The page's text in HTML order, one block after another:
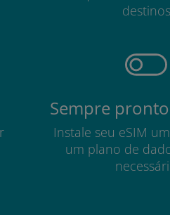
destinos
Sempre
Instale seu eSIM
um plano de